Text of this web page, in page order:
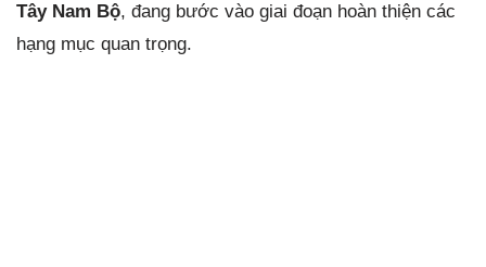
Tây Nam Bộ, đang bước vào giai đoạn hoàn thiện các
hạng mục quan trọng.